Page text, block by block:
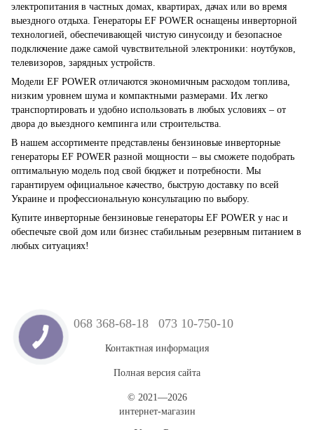
электропитания в частных домах, квартирах, дачах или во время
выездного отдыха. Генераторы EF POWER оснащены инверторной
технологией, обеспечивающей чистую синусоиду и безопасное
подключение даже самой чувствительной электроники: ноутбуков,
телевизоров, зарядных устройств.
Модели EF POWER отличаются экономичным расходом топлива,
низким уровнем шума и компактными размерами. Их легко
транспортировать и удобно использовать в любых условиях – от
двора до выездного кемпинга или строительства.
В нашем ассортименте представлены бензиновые инверторные
генераторы EF POWER разной мощности – вы сможете подобрать
оптимальную модель под свой бюджет и потребности. Мы
гарантируем официальное качество, быструю доставку по всей
Украине и профессиональную консультацию по выбору.
Купите инверторные бензиновые генераторы EF POWER у нас и
обеспечьте свой дом или бизнес стабильным резервным питанием в
любых ситуациях!
068 368-68-18 073 10-750-10
Контактная информация
Полная версия сайта
© 2021—2026
интернет-магазин